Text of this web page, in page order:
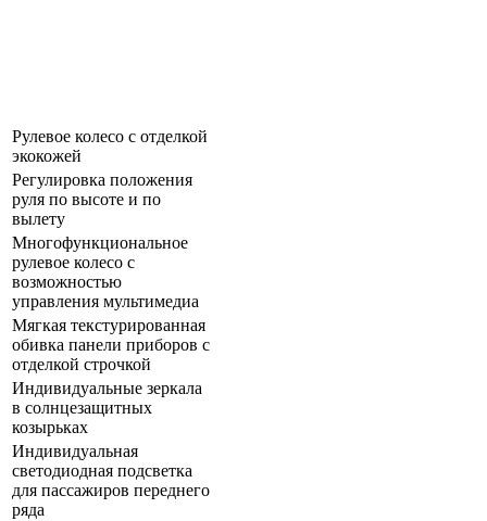
Рулевое колесо с отделкой
экокожей
Регулировка положения
руля по высоте и по
вылету
Многофункциональное
рулевое колесо с
возможностью
управления мультимедиа
Мягкая текстурированная
обивка панели приборов с
отделкой строчкой
Индивидуальные зеркала
в солнцезащитных
козырьках
Индивидуальная
светодиодная подсветка
для пассажиров переднего
ряда